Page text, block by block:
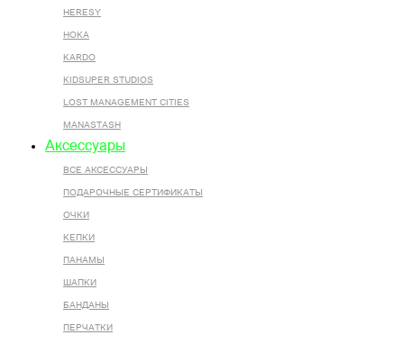
HERESY
HOKA
KARDO
KIDSUPER STUDIOS
LOST MANAGEMENT CITIES
MANASTASH
Аксессуары
ВСЕ AКСЕССУАРЫ
ПОДАРОЧНЫЕ СЕРТИФИКАТЫ
ОЧКИ
КЕПКИ
ПАНАМЫ
ШАПКИ
БАНДАНЫ
ПЕРЧАТКИ